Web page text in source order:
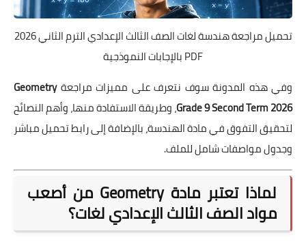
تحميل مراجعة هندسة لغات الصف الثالث الإعدادي الترم الثاني 2026
PDF بالإجابات النموذجية
وفي هذه المدونة سوف نتعرف على مميزات مراجعة Geometry
Grade 9 Second Term 2026، وطريقة الاستفادة منها، وأهم النصائح
لتحقيق التفوق في مادة الهندسة، بالإضافة إلى رابط تحميل مباشر
وجدول مواصفات شامل للملف.
لماذا تعتبر مادة Geometry من أصعب
مواد الصف الثالث الإعدادي لغات؟